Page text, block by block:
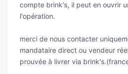
compte brink's, il peut en ouvrir
l'opération.
merci de nous contacter
mandataire direct ou vendeur
prouvée à livrer via